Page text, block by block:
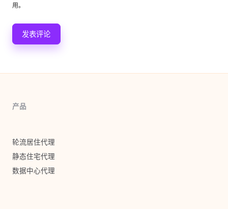
用。
产品
轮流居住代理
静态住宅代理
数据中心代理